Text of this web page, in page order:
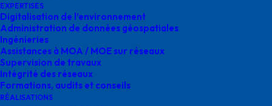
EXPERTISES
Digitalisation de l’environnement
Administration de données géospatiales
Ingénieries
Assistances à MOA / MOE sur réseaux
Supervision de travaux
Intégrité des réseaux
Formations, audits et conseils
RÉALISATIONS
logo total energie
mai 13, 2025 | Byo.bensoussan@gegg.fr